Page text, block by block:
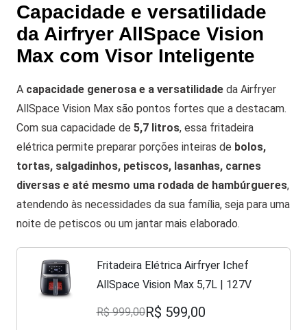
Capacidade e versatilidade
da Airfryer AllSpace Vision
Max com Visor Inteligente
A capacidade generosa e a versatilidade da Airfryer
AllSpace Vision Max são pontos fortes que a destacam.
Com sua capacidade de 5,7 litros, essa fritadeira
elétrica permite preparar porções inteiras de bolos,
tortas, salgadinhos, petiscos, lasanhas, carnes
diversas e até mesmo uma rodada de hambúrgueres,
atendendo às necessidades da sua família, seja para uma
noite de petiscos ou um jantar mais elaborado.
Fritadeira Elétrica Airfryer Ichef
AllSpace Vision Max 5,7L | 127V
R$ 999,00R$ 599,00